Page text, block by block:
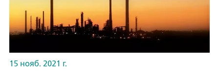
15 нояб. 2021 г.